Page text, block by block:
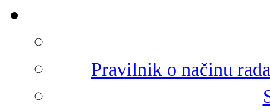
Pravilnik o načinu